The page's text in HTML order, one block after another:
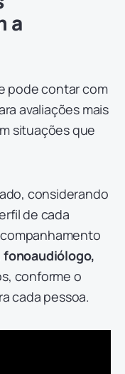
a
pode contar com
avaliações mais
situações que
considerando
de cada
conforme o
cada pessoa.